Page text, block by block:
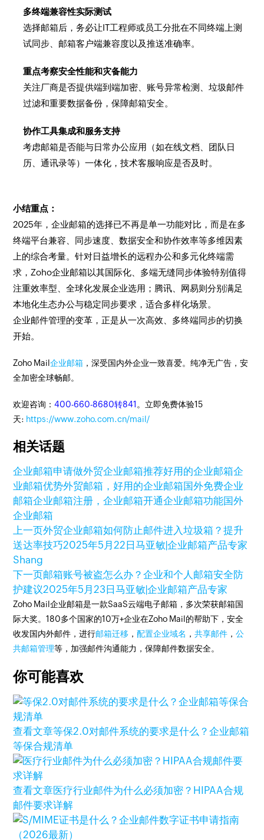
多终端兼容性实际测试
选择邮箱后，务必让IT工程师或员工分批在不同终端上测
试同步、邮箱客户端兼容度以及推送准确率。
重点考察安全性能和灾备能力
关注厂商是否提供端到端加密、账号异常检测、垃圾邮件
过滤和重要数据备份，保障邮箱安全。
协作工具集成和服务支持
考虑邮箱是否能与日常办公应用（如在线文档、团队日
历、通讯录等）一体化，技术客服响应是否及时。
小结重点：
2025年，企业邮箱的选择已不再是单一功能对比，而是在多
终端平台兼容、同步速度、数据安全和协作效率等多维因素
上的综合考量。针对日益增长的远程办公和多元化终端需
求，Zoho企业邮箱以其国际化、多端无缝同步体验特别值得
注重效率型、全球化发展企业选用；腾讯、网易则分别满足
本地化生态办公与稳定同步要求，适合多样化场景。
企业邮件管理的变革，正是从一次高效、多终端同步的切换
开始。
Zoho Mail企业邮箱 ，深受国内外企业一致喜爱。纯净无广告，安
全加密全球畅邮。
欢迎咨询：400-660-8680转841 。立即免费体验15
天: https://www.zoho.com.cn/mail/
相关话题
企业邮箱申请做外贸企业邮箱推荐好用的企业邮箱企
业邮箱优势外贸邮箱，好用的企业邮箱国外免费企业
邮箱企业邮箱注册，企业邮箱开通企业邮箱功能国外
企业邮箱
上一页外贸企业邮箱如何防止邮件进入垃圾箱？提升
送达率技巧2025年5月22日马亚敏|企业邮箱产品专家
Shang
下一页邮箱账号被盗怎么办？企业和个人邮箱安全防
护建议2025年5月23日马亚敏|企业邮箱产品专家
Zoho Mail企业邮箱是一款SaaS云端电子邮箱，多次荣获邮箱国
际大奖。180多个国家的10万+企业在Zoho Mail的帮助下，安全
收发国内外邮件，进行邮箱迁移 ，配置企业域名 ，共享邮件 ，公
共邮箱管理等，加强邮件沟通能力，保障邮件数据安全。
你可能喜欢
查看文章等保2.0对邮件系统的要求是什么？企业邮箱
等保合规清单
查看文章医疗行业邮件为什么必须加密？HIPAA合规
邮件要求详解